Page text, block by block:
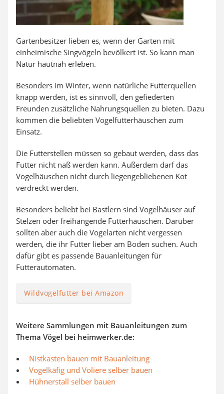
Gartenbesitzer lieben es, wenn der Garten mit
einheimische Singvögeln bevölkert ist. So kann man
Natur hautnah erleben.
Besonders im Winter, wenn natürliche Futterquellen
knapp werden, ist es sinnvoll, den gefiederten
Freunden zusätzliche Nahrungsquellen zu bieten. Dazu
kommen die beliebten Vogelfutterhäuschen zum
Einsatz.
Die Futterstellen müssen so gebaut werden, dass das
Futter nicht naß werden kann. Außerdem darf das
Vogelhäuschen nicht durch liegengebliebenen Kot
verdreckt werden.
Besonders beliebt bei Bastlern sind Vogelhäuser auf
Stelzen oder freihängende Futterhäuschen. Darüber
sollten aber auch die Vogelarten nicht vergessen
werden, die ihr Futter lieber am Boden suchen. Auch
dafür gibt es passende Bauanleitungen für
Futterautomaten.
Wildvogelfutter bei Amazon
Weitere Sammlungen mit Bauanleitungen zum
Thema Vögel bei heimwerker.de:
Nistkasten bauen mit Bauanleitung
Vogelkäfig und Voliere selber bauen
Hühnerstall selber bauen